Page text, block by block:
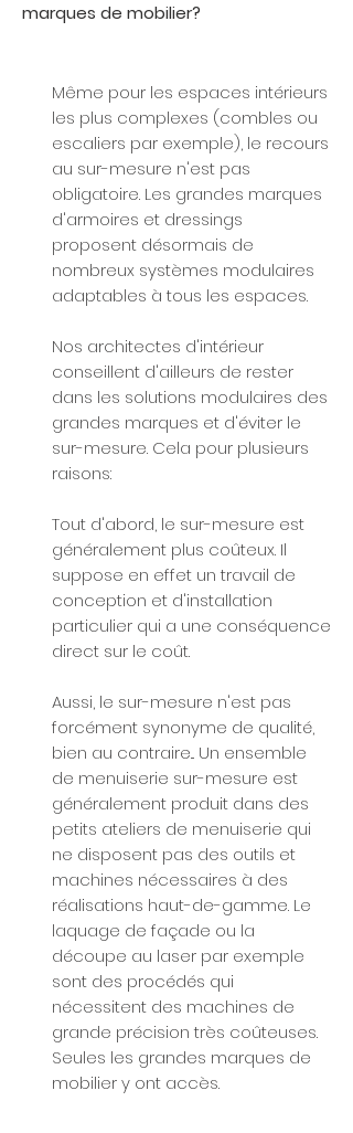
marques de mobilier?
Même pour les espaces intérieurs
les plus complexes (combles ou
escaliers par exemple), le recours
au sur-mesure n'est pas
obligatoire. Les grandes marques
d'armoires et dressings
proposent désormais de
nombreux systèmes modulaires
adaptables à tous les espaces.
Nos architectes d'intérieur
conseillent d'ailleurs de rester
dans les solutions modulaires des
grandes marques et d'éviter le
sur-mesure. Cela pour plusieurs
raisons:
Tout d'abord, le sur-mesure est
généralement plus coûteux. Il
suppose en effet un travail de
conception et d'installation
particulier qui a une conséquence
direct sur le coût.
Aussi, le sur-mesure n'est pas
forcément synonyme de qualité,
bien au contraire... Un ensemble
de menuiserie sur-mesure est
généralement produit dans des
petits ateliers de menuiserie qui
ne disposent pas des outils et
machines nécessaires à des
réalisations haut-de-gamme. Le
laquage de façade ou la
découpe au laser par exemple
sont des procédés qui
nécessitent des machines de
grande précision très coûteuses.
Seules les grandes marques de
mobilier y ont accès.